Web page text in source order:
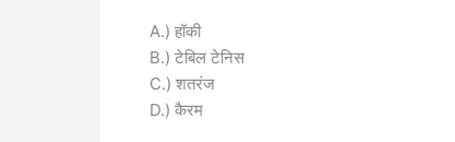
A.) हॉकी
B.) टेबिल टेनिस
C.) शतरंज
D.) कैरम